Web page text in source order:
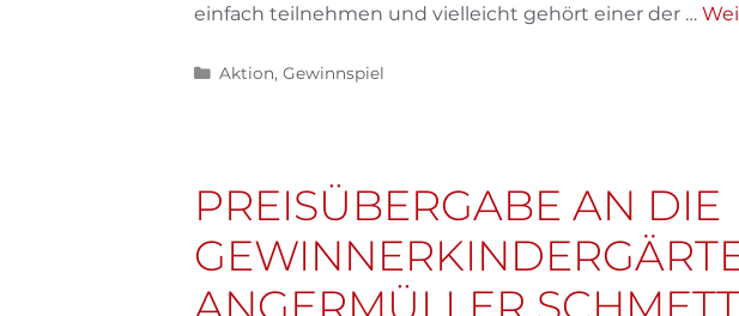
einfach teilnehmen und vielleicht gehört einer der …
Aktion,Gewinnspiel
PREISÜBERGABE AN DIE